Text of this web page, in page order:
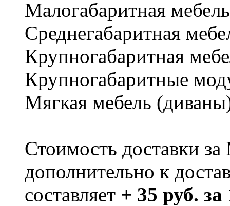
Малогабаритная
Cреднегабаритная
Крупногабаритная
Крупногабаритные
Мягкая мебель
Стоимость доставки
дополнительно к
составляет + 35 руб.